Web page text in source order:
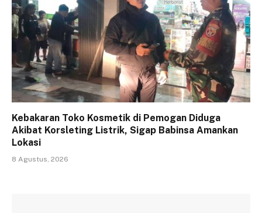
Kebakaran Toko Kosmetik di Pemogan Diduga
Akibat Korsleting Listrik, Sigap Babinsa Amankan
Lokasi
8 Agustus, 2026